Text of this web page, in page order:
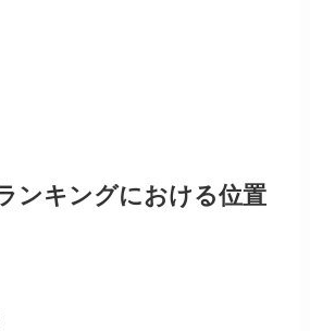
ンキングにおける位置